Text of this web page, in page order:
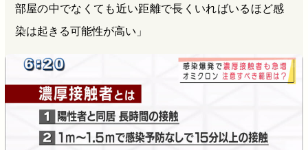
部屋の中でなくても近い距離で長くいればいるほど感
染は起きる可能性が高い」